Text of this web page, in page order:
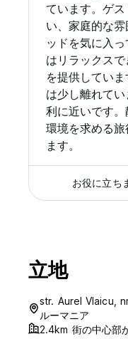
ています。ゲ
い、家庭的な
ッドを気に入
はリラックス
を提供してい
は少し離れて
利に近いです
環境を求める
ます。
お役に立ち
立地
str. Aurel Vlaicu,
ルーマニア
2.4km 街の中心部